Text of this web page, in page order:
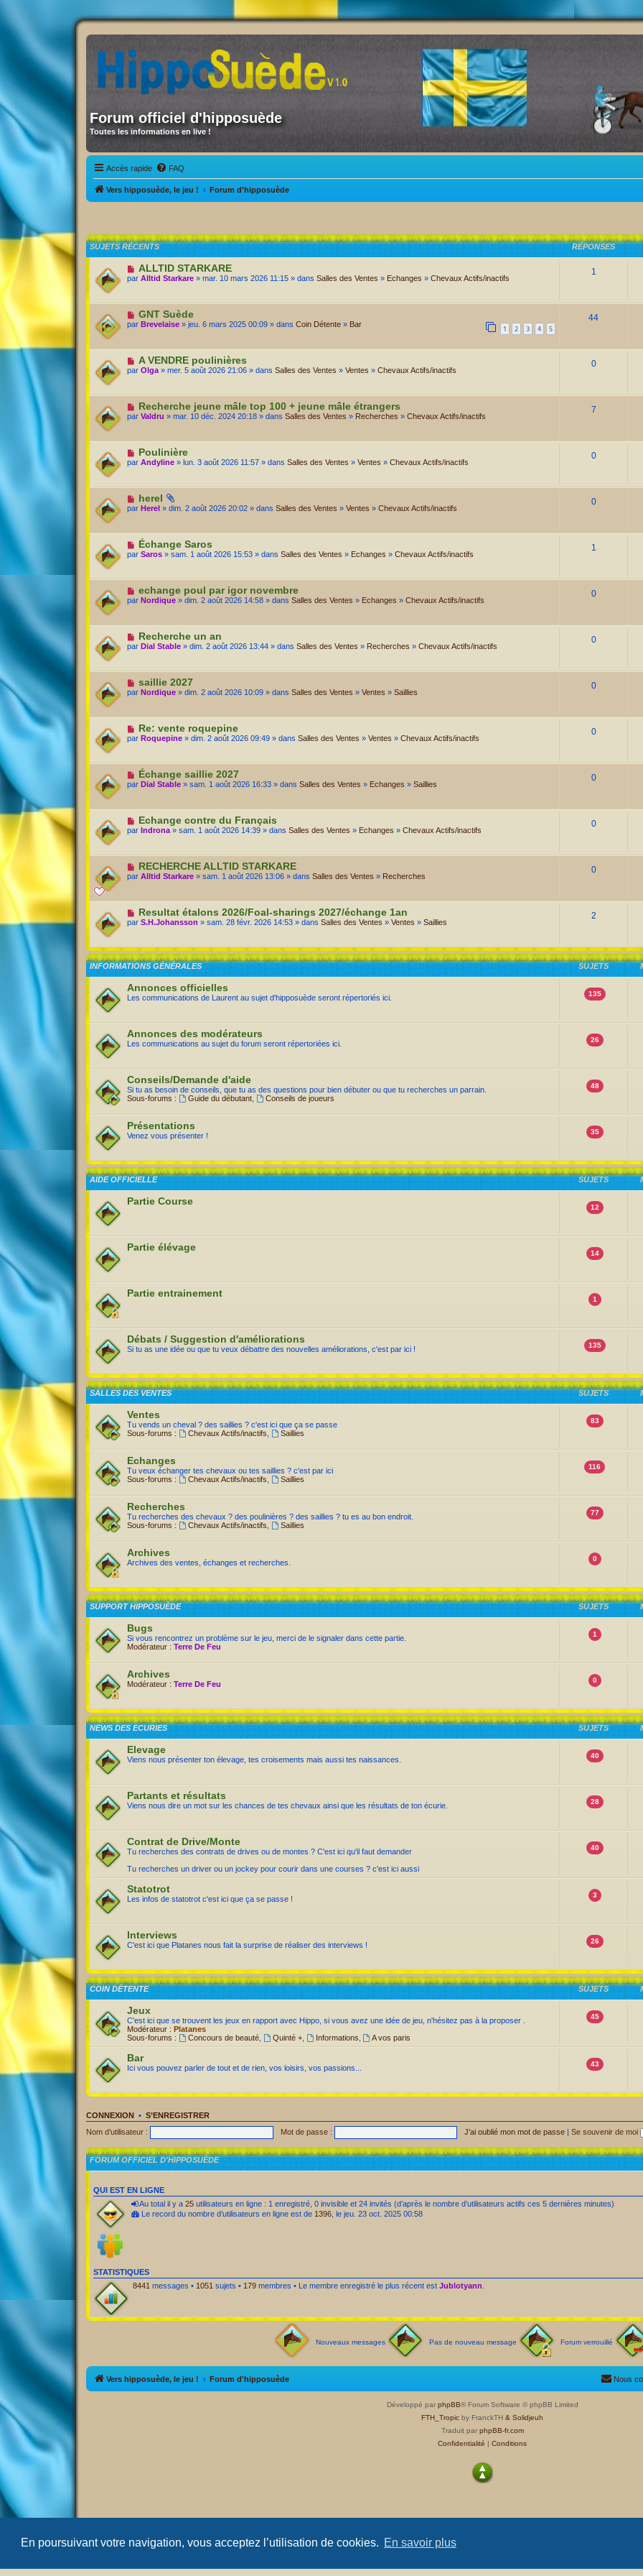
En poursuivant votre navigation, vous acceptez l’utilisation de cookies. En savoir plus
Forum officiel d'hipposuède
Toutes les informations en live !
Accès rapide FAQ
Vers hipposuède, le jeu ! Forum d'hipposuède
SUJETS RÉCENTS RÉPONSES
ALLTID STARKARE
par Alltid Starkare » mar. 10 mars 2026 11:15 » dans Salles des Ventes » Echanges » Chevaux Actifs/inactifs
1
GNT Suède
1 2 3 4 5
par Brevelaise » jeu. 6 mars 2025 00:09 » dans Coin Détente » Bar
44
A VENDRE poulinières
par Olga » mer. 5 août 2026 21:06 » dans Salles des Ventes » Ventes » Chevaux Actifs/inactifs
0
Recherche jeune mâle top 100 + jeune mâle étrangers
par Valdru » mar. 10 déc. 2024 20:18 » dans Salles des Ventes » Recherches » Chevaux Actifs/inactifs
7
Poulinière
par Andyline » lun. 3 août 2026 11:57 » dans Salles des Ventes » Ventes » Chevaux Actifs/inactifs
0
herel
par Herel » dim. 2 août 2026 20:02 » dans Salles des Ventes » Ventes » Chevaux Actifs/inactifs
0
Échange Saros
par Saros » sam. 1 août 2026 15:53 » dans Salles des Ventes » Echanges » Chevaux Actifs/inactifs
1
echange poul par igor novembre
par Nordique » dim. 2 août 2026 14:58 » dans Salles des Ventes » Echanges » Chevaux Actifs/inactifs
0
Recherche un an
par Dial Stable » dim. 2 août 2026 13:44 » dans Salles des Ventes » Recherches » Chevaux Actifs/inactifs
0
saillie 2027
par Nordique » dim. 2 août 2026 10:09 » dans Salles des Ventes » Ventes » Saillies
0
Re: vente roquepine
par Roquepine » dim. 2 août 2026 09:49 » dans Salles des Ventes » Ventes » Chevaux Actifs/inactifs
0
Échange saillie 2027
par Dial Stable » sam. 1 août 2026 16:33 » dans Salles des Ventes » Echanges » Saillies
0
Echange contre du Français
par Indrona » sam. 1 août 2026 14:39 » dans Salles des Ventes » Echanges » Chevaux Actifs/inactifs
0
RECHERCHE ALLTID STARKARE
par Alltid Starkare » sam. 1 août 2026 13:06 » dans Salles des Ventes » Recherches
0
Resultat étalons 2026/Foal-sharings 2027/échange 1an
par S.H.Johansson » sam. 28 févr. 2026 14:53 » dans Salles des Ventes » Ventes » Saillies
2
INFORMATIONS GÉNÉRALES SUJETS
Annonces officielles
Les communications de Laurent au sujet d'hipposuède seront répertoriés ici. 135
Annonces des modérateurs
Les communications au sujet du forum seront répertoriées ici. 26
Conseils/Demande d'aide
Si tu as besoin de conseils, que tu as des questions pour bien débuter ou que tu recherches un parrain.
Sous-forums :
Guide du débutant, Conseils de joueurs
48
Présentations
Venez vous présenter ! 35
AIDE OFFICIELLE SUJETS
Partie Course
12
Partie élévage
14
Partie entrainement
1
Débats / Suggestion d'améliorations
Si tu as une idée ou que tu veux débattre des nouvelles améliorations, c'est par ici ! 135
SALLES DES VENTES SUJETS
Ventes
Tu vends un cheval ? des saillies ? c'est ici que ça se passe
Sous-forums :
Chevaux Actifs/inactifs Saillies
83
Echanges
Tu veux échanger tes chevaux ou tes saillies ? c'est par ici
Sous-forums :
Chevaux Actifs/inactifs Saillies
116
Recherches
Tu recherches des chevaux ? des poulinières ? des saillies ? tu es au bon endroit.
Sous-forums :
Chevaux Actifs/inactifs Saillies
77
Archives
Archives des ventes, échanges et recherches. 0
SUPPORT HIPPOSUÈDE SUJETS
Bugs
Si vous rencontrez un problème sur le jeu, merci de le signaler dans cette partie.
Modérateur : Terre De Feu
1
Archives
Modérateur : Terre De Feu 0
NEWS DES ECURIES SUJETS
Elevage
Viens nous présenter ton élevage, tes croisements mais aussi tes naissances. 40
Partants et résultats
Viens nous dire un mot sur les chances de tes chevaux ainsi que les résultats de ton écurie. 28
Contrat de Drive/Monte
Tu recherches des contrats de drives ou de montes ? C'est ici qu'il faut demander
Tu recherches un driver ou un jockey pour courir dans une courses ? c'est ici aussi
40
Statotrot
Les infos de statotrot c'est ici que ça se passe ! 3
Interviews
C'est ici que Platanes nous fait la surprise de réaliser des interviews ! 26
COIN DÉTENTE SUJETS
Jeux
C'est ici que se trouvent les jeux en rapport avec Hippo, si vous avez une idée de jeu, n'hésitez pas à la proposer .
Modérateur : Platanes
Sous-forums :
Concours de beauté, Quinté +, Informations A vos paris
45
Bar
Ici vous pouvez parler de tout et de rien, vos loisirs, vos passions... 43
CONNEXION • S’ENREGISTRER
Nom d’utilisateur :
Mot de passe : J’ai oublié mon mot de passe | Se souvenir de moi
FORUM OFFICIEL D'HIPPOSUÈDE
QUI EST EN LIGNE
Au total il y a 25 utilisateurs en ligne : 1 enregistré, 0 invisible et 24 invités (d’après le nombre d’utilisateurs actifs ces 5 dernières minutes)
Le record du nombre d’utilisateurs en ligne est de 1396 , le jeu. 23 oct. 2025 00:58
STATISTIQUES
8441 messages • 1051 sujets • 179 membres • Le membre enregistré le plus récent est Jublotyann
Nouveaux messages Pas de nouveau message Forum verrouillé
Vers hipposuède, le jeu ! Forum d'hipposuède Nous
Développé par phpBB® Forum Software © phpBB Limited
FTH_Tropic by FranckTH & Solidjeuh
Traduit par phpBB-fr.com
Confidentialité | Conditions